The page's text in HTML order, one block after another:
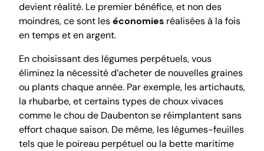
devient réalité. Le premier bénéfice, et non des
moindres, ce sont leséconomies réalisées à la fois
en temps et en argent.
En choisissant des légumes perpétuels, vous
éliminez la nécessité d’acheter de nouvelles graines
ou plants chaque année. Par exemple, les artichauts,
la rhubarbe, et certains types de choux vivaces
comme le chou de Daubenton se réimplantent sans
effort chaque saison. De même, les légumes-feuilles
tels que le poireau perpétuel ou la bette maritime